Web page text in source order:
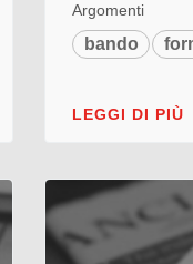
Argomenti
bando
LEGGI DI PIÙ